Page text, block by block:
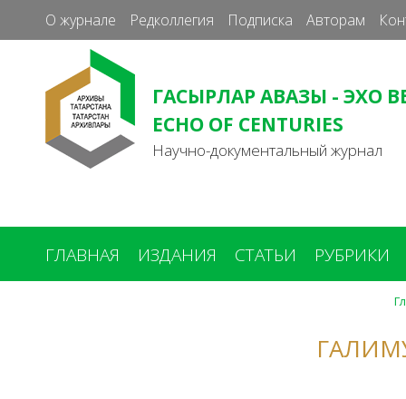
О журнале Редколлегия Подписка Авторам
ГАСЫРЛАР АВАЗЫ - ЭХО
ECHO OF CENTURIES
Научно-документальный журнал
ГЛАВНАЯ ИЗДАНИЯ СТАТЬИ РУБРИКИ